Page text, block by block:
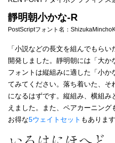
カート
マイページ
お気に入り
ご利用ガイド
よくあるご質問
宋朝体
教科書体
草書体
江戸文字
すべて
太さ・ウェイト
靜明朝小かな-R
PostScriptフォント名：
「小説などの長文を組んでもら
開発しました。靜明朝には「大
フォントは縦組みに適した「小か
てみてください。落ち着いた、
になるはずです。縦組み、横組
えました。また、ペアカーニング
お得な5ウェイトセット もあります